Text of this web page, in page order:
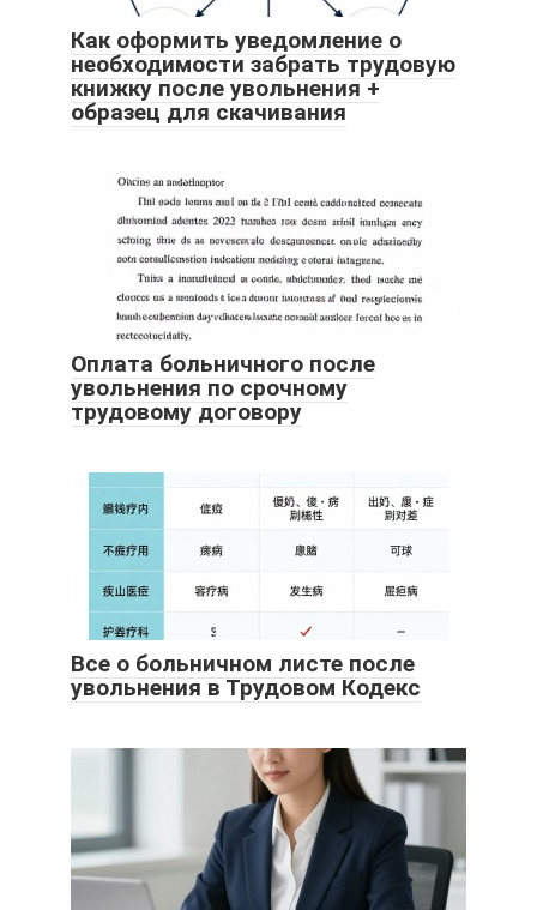
Как оформить уведомление о
необходимости забрать трудовую
книжку после увольнения +
образец для скачивания
Оплата больничного после
увольнения по срочному
трудовому договору
Все о больничном листе после
увольнения в Трудовом Кодекс